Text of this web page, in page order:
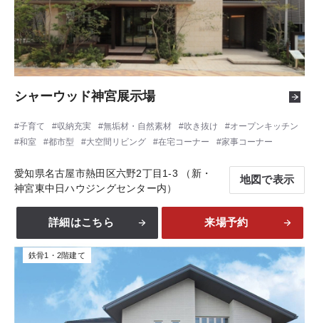
シャーウッド神宮展示場
子育て 収納充実 無垢材・自然素材 吹き抜け
オープンキッチン
和室
都市型 大空間リビング 在宅コーナー 家事コーナー
愛知県名古屋市熱田区六野2丁目1-3 （新・
神宮東中日ハウジングセンター内）
地図で表示
詳細はこちら 来場予約
鉄骨1・2階建て